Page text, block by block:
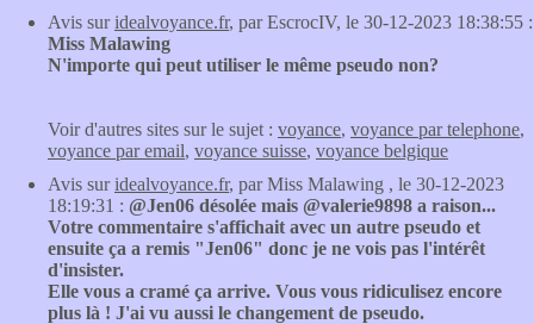
Avis suridealvoyance.fr, par EscrocIV, le 30-12-2023 18:38:55 :
Miss Malawing
N'importe qui peut utiliser le même pseudo non?
Voir d'autres sites sur le sujet : voyance, voyance par telephone,
voyance par email, voyance suisse, voyance belgique
Avis suridealvoyance.fr, par Miss Malawing , le 30-12-2023
18:19:31 : @Jen06 désolée mais @valerie9898 a raison...
Votre commentaire s'affichait avec un autre pseudo et
ensuite ça a remis "Jen06" donc je ne vois pas l'intérêt
d'insister.
Elle vous a cramé ça arrive. Vous vous ridiculisez encore
plus là ! J'ai vu aussi le changement de pseudo.